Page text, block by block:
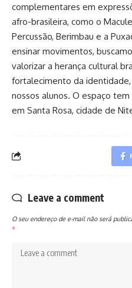
complementares em
afro-brasileira, como o
Percussão, Berimbau e a
ensinar movimentos,
valorizar a herança cultural
fortalecimento da
nossos alunos. O espaço
em Santa Rosa, cidade de
Leave a comment
O seu endereço de e-mail não será
*